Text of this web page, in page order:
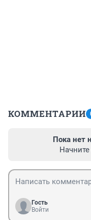
КОММЕНТАРИИ
Пока нет
Гость
Войти